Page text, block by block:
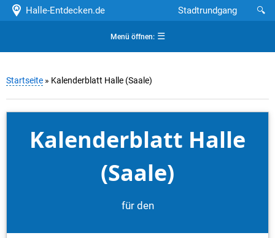
Halle-Entdecken.de 🔍
Stadtrundgang
Menü öffnen:☰
Startseite » Kalenderblatt Halle (Saale)
Kalenderblatt Halle
(Saale)
für den